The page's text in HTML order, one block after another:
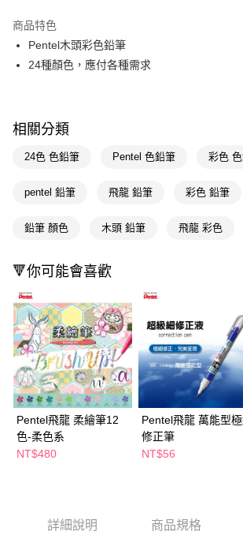
LINE Pay
Apple Pay
悠遊付
Google Pay
AFTEE先享後付
【關於「AFTEE先享後付」】
１．簡單：不需註冊會員、不需綁卡、不需儲值。
２．便利：只要手機號碼，簡訊認證，即可結帳。
３．安心：先確認商品／服務後，再付款。
【「AFTEE先享後付」結帳流程】
１．於結帳方式選擇「AFTEE先享後付」後，將跳轉
結帳頁面，進行簡訊認證並確認金額後，即可完成結
２．訂單成立數日內，您將收到繳費通知簡訊。
３．收到繳費通知簡訊後14天內，點擊此簡訊中的連
ATM／網路銀行／等多元方式進行付款，方視為交易完
※ 請注意：結帳手續完成當下不需立刻繳費，但若您
購買商品的店家。未經商家同意取消之訂單仍視為有
後付繳納相關費用。
※ 交易是否成功請以「AFTEE先享後付 」之結帳頁面
１．透過由恩沛科技股份有限公司提供之「AFTEE先
即享券
運送方式
全家取貨付款
每筆NT$65，滿NT$390(含以上)免運費
付款後全家取貨
每筆NT$65，滿NT$390(含以上)免運費
萊爾富取貨付款
每筆NT$65，滿NT$490(含以上)免運費
付款後萊爾富取貨
每筆NT$65，滿NT$490(含以上)免運費
商品特色
Pentel木頭彩色鉛筆
24種顏色，應付各種需求
相關分類
24色 色鉛筆 Pentel 色鉛筆 彩色
pentel 鉛筆 飛龍 鉛筆 彩色 鉛筆
鉛筆 顏色 木頭 鉛筆 飛龍 彩色
🔻你可能會喜歡
Pentel飛龍 柔繪筆12
色-柔色系
NT$480
Pentel飛龍 萬能型
修正筆
NT$56
詳細說明 商品規格